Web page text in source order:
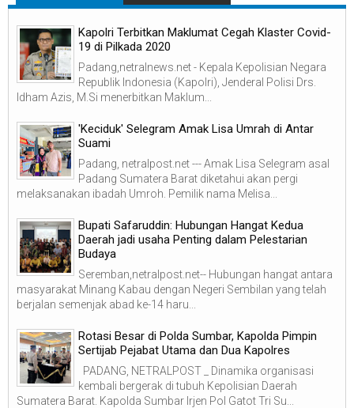
Kapolri Terbitkan Maklumat Cegah Klaster Covid-
19 di Pilkada 2020
Padang,netralnews.net - Kepala Kepolisian Negara
Republik Indonesia (Kapolri), Jenderal Polisi Drs.
Idham Azis, M.Si menerbitkan Maklum...
'Keciduk' Selegram Amak Lisa Umrah di Antar
Suami
Padang, netralpost.net --- Amak Lisa Selegram asal
Padang Sumatera Barat diketahui akan pergi
melaksanakan ibadah Umroh. Pemilik nama Melisa...
Bupati Safaruddin: Hubungan Hangat Kedua
Daerah jadi usaha Penting dalam Pelestarian
Budaya
Seremban,netralpost.net-- Hubungan hangat antara
masyarakat Minang Kabau dengan Negeri Sembilan yang telah
berjalan semenjak abad ke-14 haru...
Rotasi Besar di Polda Sumbar, Kapolda Pimpin
Sertijab Pejabat Utama dan Dua Kapolres
PADANG, NETRALPOST _ Dinamika organisasi
kembali bergerak di tubuh Kepolisian Daerah
Sumatera Barat. Kapolda Sumbar Irjen Pol Gatot Tri Su...